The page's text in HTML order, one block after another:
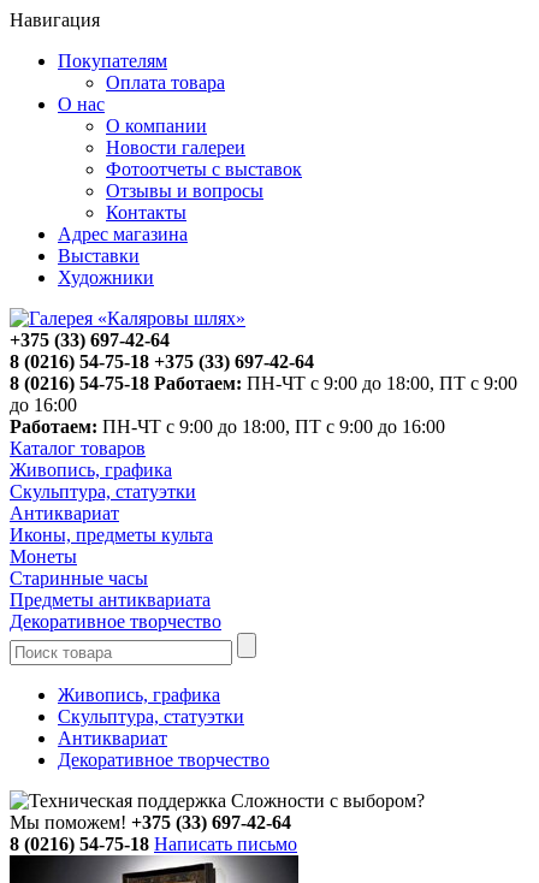
Навигация
Покупателям
Оплата товара
О нас
О компании
Новости галереи
Фотоотчеты с выставок
Отзывы и вопросы
Контакты
Адрес магазина
Выставки
Художники
+375 (33) 697-42-64
8 (0216) 54-75-18 +375 (33) 697-42-64
8 (0216) 54-75-18 Работаем: ПН-ЧТ с 9:00 до 18:00, ПТ с 9:00
до 16:00
Работаем: ПН-ЧТ с 9:00 до 18:00, ПТ с 9:00 до 16:00
Каталог товаров
Живопись, графика
Скульптура, статуэтки
Антиквариат
Иконы, предметы культа
Монеты
Старинные часы
Предметы антиквариата
Декоративное творчество
Живопись, графика
Скульптура, статуэтки
Антиквариат
Декоративное творчество
Сложности с выбором?
Мы поможем! +375 (33) 697-42-64
8 (0216) 54-75-18 Написать письмо